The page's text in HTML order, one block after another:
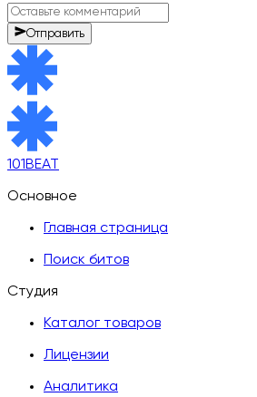
Отправить
101BEAT
Основное
Главная страница
Поиск битов
Студия
Каталог товаров
Лицензии
Аналитика